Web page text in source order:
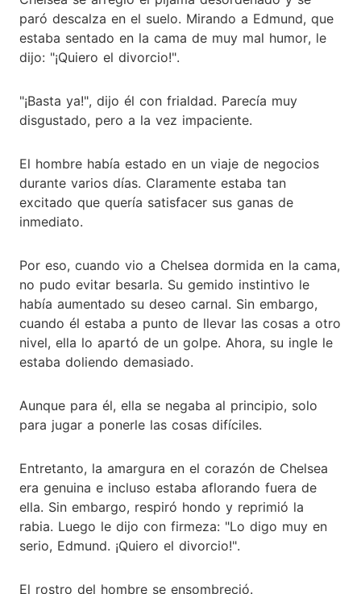
paró descalza en el suelo. Mirando a Edmund, que
estaba sentado en la cama de muy mal humor, le
dijo: "¡Quiero el divorcio!".
"¡Basta ya!", dijo él con frialdad. Parecía muy
disgustado, pero a la vez impaciente.
El hombre había estado en un viaje de negocios
durante varios días. Claramente estaba tan
excitado que quería satisfacer sus ganas de
inmediato.
Por eso, cuando vio a Chelsea dormida en la cama,
no pudo evitar besarla. Su gemido instintivo le
había aumentado su deseo carnal. Sin embargo,
cuando él estaba a punto de llevar las cosas a otro
nivel, ella lo apartó de un golpe. Ahora, su ingle le
estaba doliendo demasiado.
Aunque para él, ella se negaba al principio, solo
para jugar a ponerle las cosas difíciles.
Entretanto, la amargura en el corazón de Chelsea
era genuina e incluso estaba aflorando fuera de
ella. Sin embargo, respiró hondo y reprimió la
rabia. Luego le dijo con firmeza: "Lo digo muy en
serio, Edmund. ¡Quiero el divorcio!".
El rostro del hombre se ensombreció.